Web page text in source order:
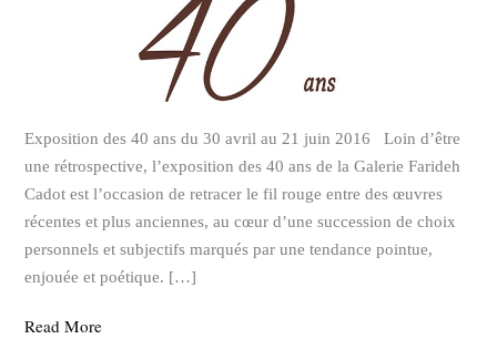
Exposition des 40 ans du 30 avril au 21 juin 2016 Loin d’être
une rétrospective, l’exposition des 40 ans de la Galerie Farideh
Cadot est l’occasion de retracer le fil rouge entre des œuvres
récentes et plus anciennes, au cœur d’une succession de choix
personnels et subjectifs marqués par une tendance pointue,
enjouée et poétique. […]
Read More